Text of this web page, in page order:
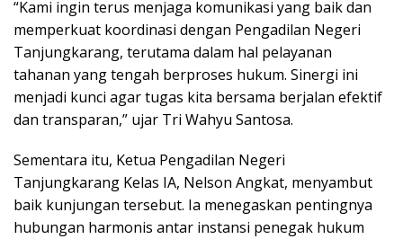
“Kami ingin terus menjaga komunikasi yang baik dan
memperkuat koordinasi dengan Pengadilan Negeri
Tanjungkarang, terutama dalam hal pelayanan
tahanan yang tengah berproses hukum. Sinergi ini
menjadi kunci agar tugas kita bersama berjalan efektif
dan transparan,” ujar Tri Wahyu Santosa.
Sementara itu, Ketua Pengadilan Negeri
Tanjungkarang Kelas IA, Nelson Angkat, menyambut
baik kunjungan tersebut. Ia menegaskan pentingnya
hubungan harmonis antar instansi penegak hukum